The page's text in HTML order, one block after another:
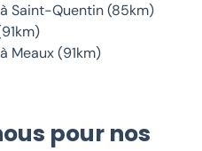
Saint-Quentin (85km)
Meaux (91km)
pour nos